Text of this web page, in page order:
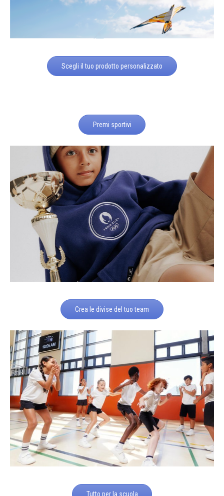
Scegli il tuo prodotto personalizzato
Premi sportivi
Crea le divise del tuo team
Tutto per la scuola